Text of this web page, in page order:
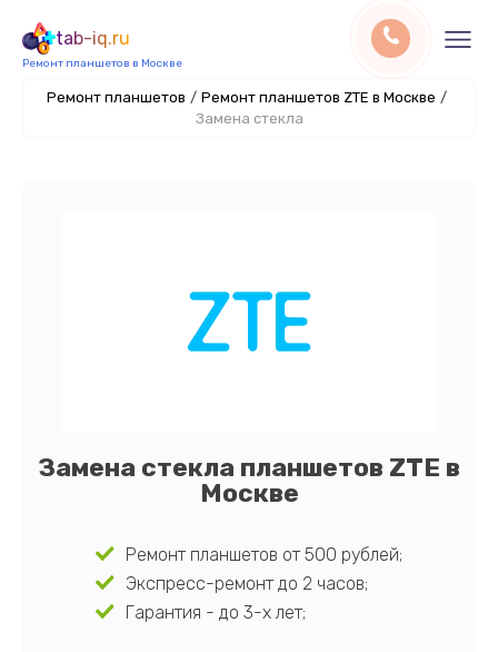
tab-iq.ru
Ремонт планшетов в Москве
Ремонт планшетов / Ремонт планшетов ZTE в Москве /
Замена стекла
Замена стекла планшетов ZTE в
Москве
Ремонт планшетов от 500 рублей;
Экспресс-ремонт до 2 часов;
Гарантия - до 3-х лет;